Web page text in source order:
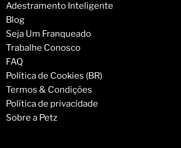
Adestramento Inteligente
Blog
Seja Um Franqueado
Trabalhe Conosco
FAQ
Política de Cookies (BR)
Termos & Condições
Política de privacidade
Sobre a Petz